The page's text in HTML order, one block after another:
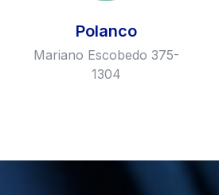
Polanco
Mariano Escobedo 375-
1304